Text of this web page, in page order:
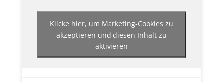
Klicke hier, um Marketing-Cookies zu
akzeptieren und diesen Inhalt zu
aktivieren